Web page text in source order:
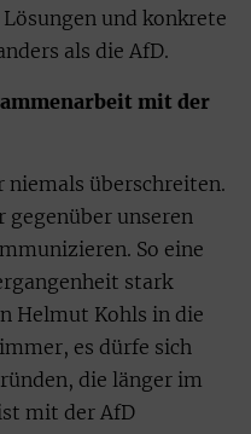
und konkrete
als die AfD.
mit der
niemals überschreiten.
gegenüber unseren
So eine
stark
Helmut Kohls in die
es dürfe sich
die länger im
mit der AfD